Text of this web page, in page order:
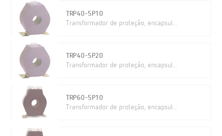
TRP40-5P10
Transformador de proteção, encapsul...
TRP40-5P20
Transformador de proteção, encapsul...
TRP60-5P10
Transformador de proteção, encapsul...